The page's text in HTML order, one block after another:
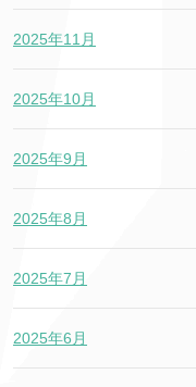
2025年11月
2025年10月
2025年9月
2025年8月
2025年7月
2025年6月